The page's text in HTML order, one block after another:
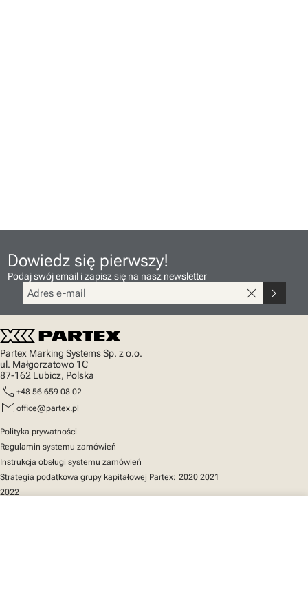
Dowiedz się pierwszy!
Podaj swój email i zapisz się na nasz newsletter
close chevron_right
Partex Marking Systems Sp. z o.o.
ul. Małgorzatowo 1C
87-162 Lubicz, Polska
call +48 56 659 08 02
mail office@partex.pl
Polityka prywatności
Regulamin systemu zamówień
Instrukcja obsługi systemu zamówień
Strategia podatkowa grupy kapitałowej Partex: 2020 2021
2022